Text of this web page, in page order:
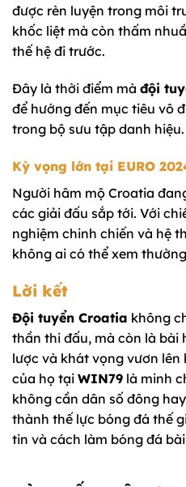
được rèn luyện trong môi
khốc liệt mà còn thấm
thế hệ đi trước.
Đây là thời điểm mà đội
để hướng đến mục tiêu vô
trong bộ sưu tập danh hiệu.
Kỳ vọng lớn tại EURO
Người hâm mộ Croatia
các giải đấu sắp tới. Với
nghiệm chinh chiến và hệ
không ai có thể xem
Lời kết
Đội tuyển Croatia không
thần thi đấu, mà còn là bài
lược và khát vọng vươn
của họ tại WIN79 là minh
không cần dân số đông
thành thế lực bóng đá thế
tin và cách làm bóng đá